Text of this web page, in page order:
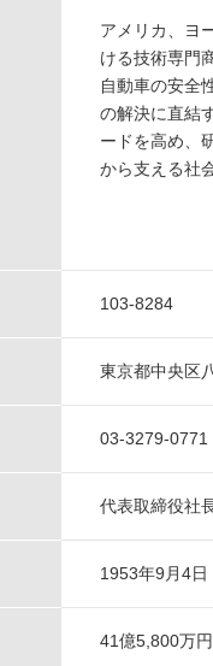
アメリカ、ヨ
ける技術専門
自動車の安全
の解決に直結
ードを高め、
から支える社
103-8284
東京都中央区
03-3279-0771
代表取締役社
1953年9月4日
41億5,800万円